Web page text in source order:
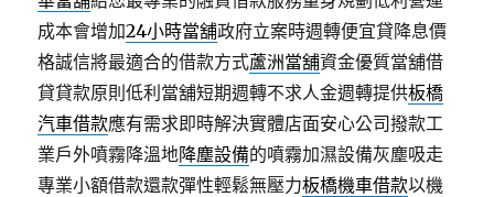
成本會增加24小時當舖政府立案時週轉便宜貸降息價
格誠信將最適合的借款方式蘆洲當舖資金優質當舖借
貸貸款原則低利當舖短期週轉不求人金週轉提供板橋
汽車借款應有需求即時解決實體店面安心公司撥款工
業戶外噴霧降溫地降塵設備的噴霧加濕設備灰塵吸走
專業小額借款還款彈性輕鬆無壓力板橋機車借款以機